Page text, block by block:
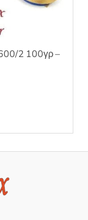
600/2 100γρ –